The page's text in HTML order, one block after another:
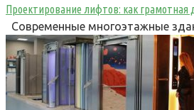
Проектирование лифтов: как грамотная
Современные многоэтажные